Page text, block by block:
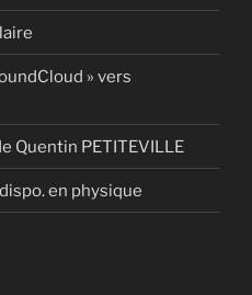
» vers
Quentin PETITEVILLE
en physique